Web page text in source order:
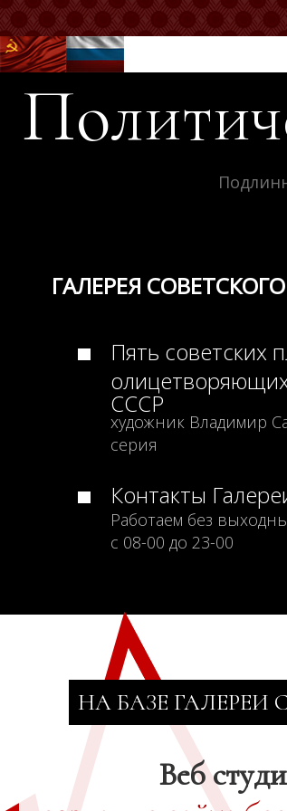
ГАЛЕРЕЯ
Пять советских
СССР
художник Владимир
серия
Контакты
Работаем без
с 08-00 до 23-00
НА БАЗЕ ГАЛЕРЕИ
Веб